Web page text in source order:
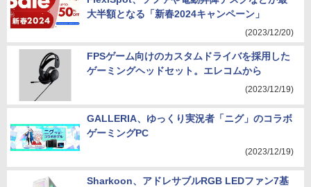
大半額となる「新春2024キャンペーン」
(2023/12/20)
FPSゲーム向けのカスタムドライバを採用した
ゲーミングヘッドセット。エレコムから
(2023/12/19)
GALLERIA、ゆっくり実況者「ニグ」のコラボ
ゲーミングPC
(2023/12/19)
Sharkoon、アドレサブルRGB LEDファン7基